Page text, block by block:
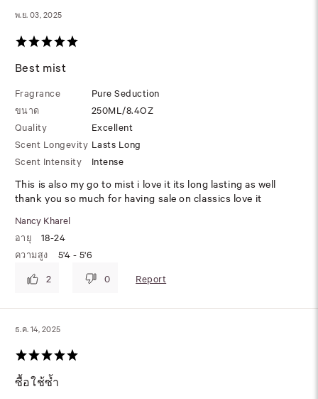
พ.ย. 03, 2025
Best mist
Fragrance
Pure Seduction
ขนาด
250ML/8.4OZ
Quality
Excellent
Scent Longevity Lasts Long
Scent Intensity
Intense
This is also my go to mist i love it its long lasting as well
thank you so much for having sale on classics love it
Nancy Kharel
อายุ
18-24
ความสูง
5'4 - 5'6
2
0 Report
ธ.ค. 14, 2025
ซื้อใช้ซ้ำ